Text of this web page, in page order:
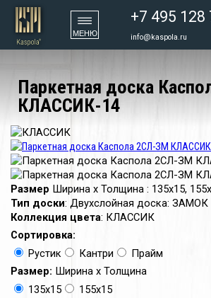
МЕНЮ
+7 495 128
info@kaspola.ru
Паркетная доска
КЛАССИК-14
Сортировка:
Рустик
Кантри
Прайм
Размер: Ширина х Толщина
135х15
155х15
Размер Ширина х Толщина : 135х15,
Тип доски: Двухслойная доска: ЗАМОК
Коллекция цвета: КЛАССИК